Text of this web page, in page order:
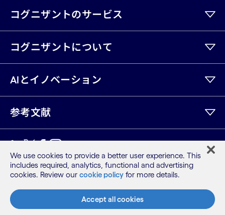
コグニザントのサービス
コグニザントについて
AIとイノベーション
参考文献
LinkedIn
Twitter
Facebook
Instagram
Youtube
サイトマップ
利用規約
プライバシーポリシー
Cookieポリシー
We use cookies to provide a better user experience. This
includes required, analytics, functional and advertising
cookies. Review our cookie policy for more details.
Accept all cookies